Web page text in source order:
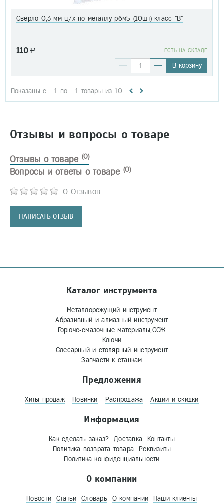
Сверло 0,3 мм ц/х по металлу р6м5 (10шт) класс "В"
110 a EСТЬ НА СКЛАДЕ
В корзину
Показаны с 1 по 1 товары из 10
Отзывы и вопросы о товаре
Отзывы о товаре (0)
0 Отзывов
НАПИСАТЬ ОТЗЫВ
Вопросы и ответы о товаре (0)
Каталог инструмента
Металлорежущий инструмент
Абразивный и алмазный инструмент
Горюче-смазочные материалы,СОЖ
Ключи
Слесарный и столярный инструмент
Запчасти к станкам
Предложения
Хиты продаж Новинки Распродажа Акции и скидки
Информация
Как сделать заказ? Доставка
Контакты
Политика возврата товара
Реквизиты
Политика конфиденциальности
О компании
Новости Статьи Словарь О компании
Наши клиенты